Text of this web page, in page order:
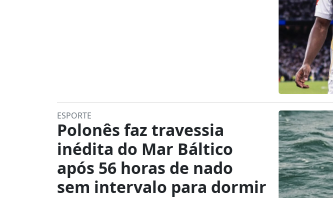
ESPORTE
Polonês faz travessia
inédita do Mar Báltico
após 56 horas de nado
sem intervalo para dormir